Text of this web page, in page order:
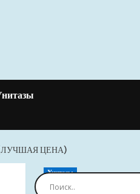
ЦЕНА)
Унитазы
Сиденье для